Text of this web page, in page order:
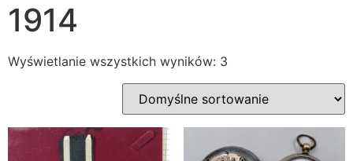
1914
Wyświetlanie wszystkich wyników: 3